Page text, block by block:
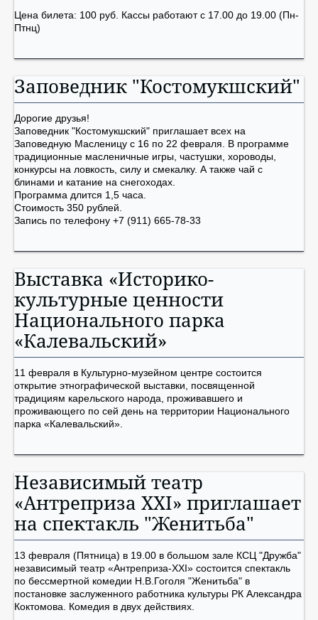
Цена билета: 100 руб. Кассы работают с 17.00 до 19.00 (Пн-
Птнц)
Заповедник "Костомукшский"
Дорогие друзья!
Заповедник "Костомукшский" приглашает всех на
Заповедную Масленицу с 16 по 22 февраля. В программе
традиционные масленичные игры, частушки, хороводы,
конкурсы на ловкость, силу и смекалку. А также чай с
блинами и катание на снегоходах.
Программа длится 1,5 часа.
Стоимость 350 рублей.
Запись по телефону +7 (911) 665-78-33
Выставка «Историко-
культурные ценности
Национального парка
«Калевальский»
11 февраля в Культурно-музейном центре состоится
открытие этнографической выставки, посвященной
традициям карельского народа, проживавшего и
проживающего по сей день на территории Национального
парка «Калевальский».
Независимый театр
«Антреприза ХХI» приглашает
на спектакль "Женитьба"
13 февраля (Пятница) в 19.00 в большом зале КСЦ "Дружба"
независимый театр «Антреприза-ХХI» состоится спектакль
по бессмертной комедии Н.В.Гоголя "Женитьба" в
постановке заслуженного работника культуры РК Александра
Коктомова. Комедия в двух действиях.